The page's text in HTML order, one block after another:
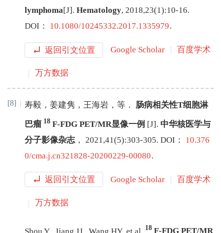
lymphoma[J] . Hematology, 2018,23(1):10-16.
DOI： 10.1080/10245332.2017.1335979.
返回引文位置 Google Scholar 百度学术
万方数据
[8] 寿毅 ， 姜建隽 ， 王海岩 ， 等 ． 肠病相关性T细胞淋
巴瘤 18 F-FDG PET/MR显像一例 [J]. 中华核医学与
分子影像杂志 ， 2021 ,41(5):303-305. DOI： 10.376
0/cma.j.cn321828-20200229-00080.
返回引文位置 Google Scholar 百度学术
万方数据
Shou Y Jiang JJ Wang HY et al 18 F-FDG PET/MR